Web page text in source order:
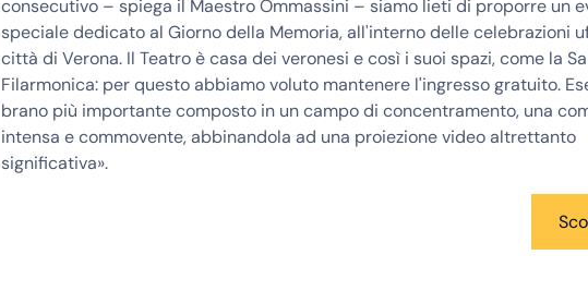
consecutivo – spiega il Maestro Ommassini – siamo lieti di proporre un
speciale dedicato al Giorno della Memoria, all'interno delle celebrazioni
città di Verona. Il Teatro è casa dei veronesi e così i suoi spazi, come la
Filarmonica: per questo abbiamo voluto mantenere l'ingresso gratuito.
brano più importante composto in un campo di concentramento, una
intensa e commovente, abbinandola ad una proiezione video altrettanto
significativa».